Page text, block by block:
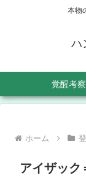
本物
ハ
覚醒考察
ホーム
アイザック